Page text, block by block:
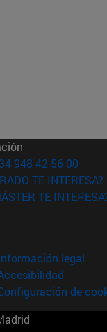
948 42 56 00
TE INTERESA?
TE
legal
de